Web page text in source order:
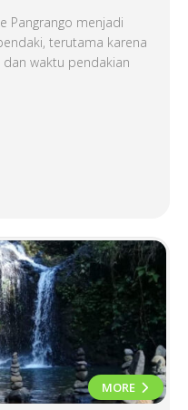
Pangrango menjadi
terutama karena
waktu pendakian
MORE